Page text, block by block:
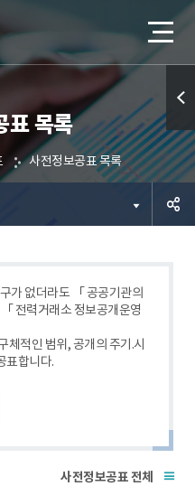
표 목록
사전정보공표 목록
가 없더라도 「 공공기관의
전력거래소 정보공개운영
체적인 범위, 공개의 주기.시
표합니다.
전체
퀵메
뉴 열
기